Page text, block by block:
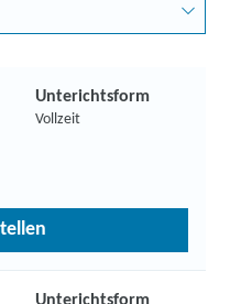
Unterichtsform
Vollzeit